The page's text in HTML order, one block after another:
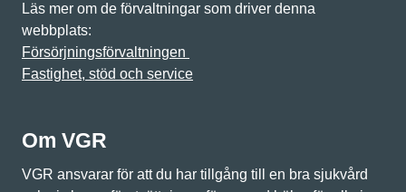
Läs mer om de förvaltningar som driver denna
webbplats:
Försörjningsförvaltningen
Fastighet, stöd och service
Om VGR
VGR ansvarar för att du har tillgång till en bra sjukvård